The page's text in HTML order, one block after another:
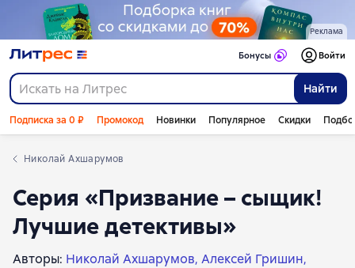
Реклама
Найти
Бонусы Войти
Подписка за 0 ₽ Промокод Новинки Популярное Скидки
Николай Ахшарумов
Серия «Призвание – сыщик!
Лучшие детективы»
Авторы: Николай Ахшарумов Алексей Гришин